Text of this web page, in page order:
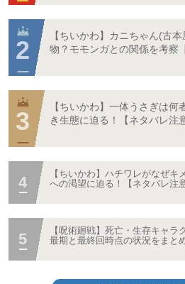
【ちいかわ】カニちゃん(古
物？モモンガとの関係を考察
【ちいかわ】一体うさぎは
き生態に迫る！【ネタバレ注
【ちいかわ】ハチワレがなぜキ
への渇望に迫る！【ネタバレ注意
【呪術廻戦】死亡・生存キャ
最期と最終回時点の状況をまと